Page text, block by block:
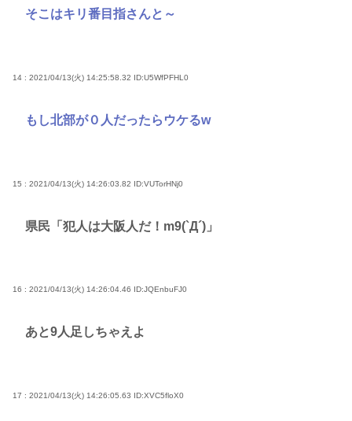
そこはキリ番目指さんと～
14 : 2021/04/13(火) 14:25:58.32 ID:U5WfPFHL0
もし北部が０人だったらウケるw
15 : 2021/04/13(火) 14:26:03.82 ID:VUTorHNj0
県民「犯人は大阪人だ！m9(`Д´)」
16 : 2021/04/13(火) 14:26:04.46 ID:JQEnbuFJ0
あと9人足しちゃえよ
17 : 2021/04/13(火) 14:26:05.63 ID:XVC5floX0